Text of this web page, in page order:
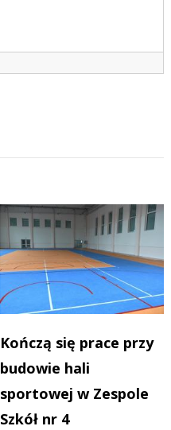
Kończą się prace przy
budowie hali
sportowej w Zespole
Szkół nr 4